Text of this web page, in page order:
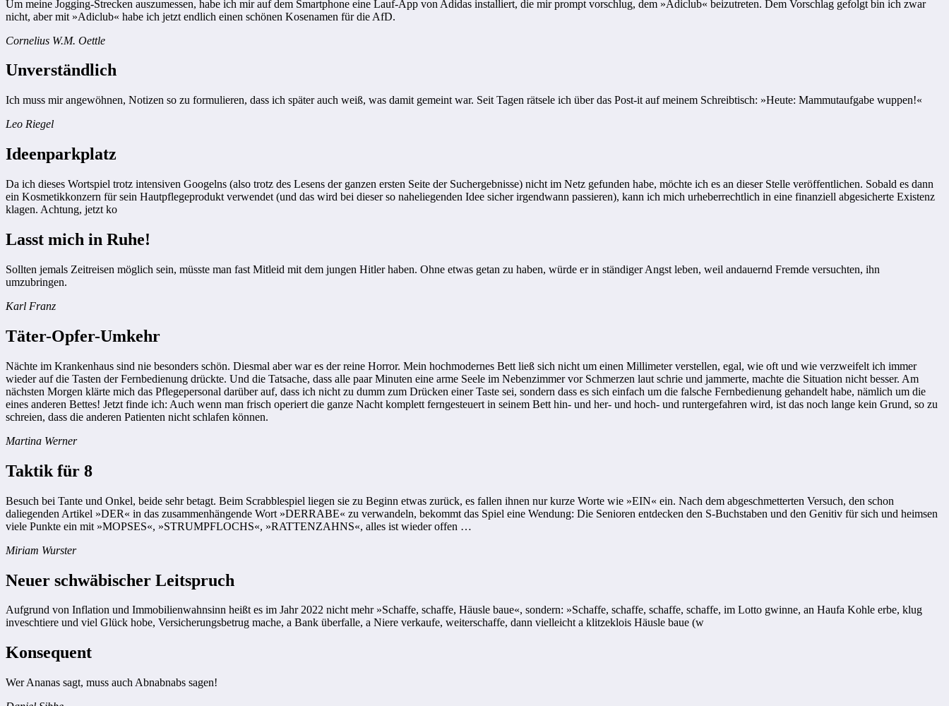
Um meine Jogging-Strecken auszumessen, habe ich mir auf dem Smartphone eine Lauf-App von Adidas installiert, die mir prompt vorschlug, dem »Adiclub« beizutreten. Dem Vorschlag gefolgt bin ich zwar
nicht, aber mit »Adiclub« habe ich jetzt endlich einen schönen Kosenamen für die AfD.
Cornelius W.M. Oettle
Unverständlich
Ich muss mir angewöhnen, Notizen so zu formulieren, dass ich später auch weiß, was damit gemeint war. Seit Tagen rätsele ich über das Post-it auf meinem Schreibtisch: »Heute: Mammutaufgabe wuppen!«
Leo Riegel
Ideenparkplatz
Da ich dieses Wortspiel trotz intensiven Googelns (also trotz des Lesens der ganzen ersten Seite der Suchergebnisse) nicht im Netz gefunden habe, möchte ich es an dieser Stelle veröffentlichen. Sobald es dann
ein Kosmetikkonzern für sein Hautpflegeprodukt verwendet (und das wird bei dieser so naheliegenden Idee sicher irgendwann passieren), kann ich mich urheberrechtlich in eine finanziell abgesicherte Existenz
klagen. Achtung, jetzt ko
Lasst mich in Ruhe!
Sollten jemals Zeitreisen möglich sein, müsste man fast Mitleid mit dem jungen Hitler haben. Ohne etwas getan zu haben, würde er in ständiger Angst leben, weil andauernd Fremde versuchten, ihn
umzubringen.
Karl Franz
Täter-Opfer-Umkehr
Nächte im Krankenhaus sind nie besonders schön. Diesmal aber war es der reine Horror. Mein hochmodernes Bett ließ sich nicht um einen Millimeter verstellen, egal, wie oft und wie verzweifelt ich immer
wieder auf die Tasten der Fernbedienung drückte. Und die Tatsache, dass alle paar Minuten eine arme Seele im Nebenzimmer vor Schmerzen laut schrie und jammerte, machte die Situation nicht besser. Am
nächsten Morgen klärte mich das Pflegepersonal darüber auf, dass ich nicht zu dumm zum Drücken einer Taste sei, sondern dass es sich einfach um die falsche Fernbedienung gehandelt habe, nämlich um die
eines anderen Bettes! Jetzt finde ich: Auch wenn man frisch operiert die ganze Nacht komplett ferngesteuert in seinem Bett hin- und her- und hoch- und runtergefahren wird, ist das noch lange kein Grund, so zu
schreien, dass die anderen Patienten nicht schlafen können.
Martina Werner
Taktik für 8
Besuch bei Tante und Onkel, beide sehr betagt. Beim Scrabblespiel liegen sie zu Beginn etwas zurück, es fallen ihnen nur kurze Worte wie »EIN« ein. Nach dem abgeschmetterten Versuch, den schon
daliegenden Artikel »DER« in das zusammenhängende Wort »DERRABE« zu verwandeln, bekommt das Spiel eine Wendung: Die Senioren entdecken den S-Buchstaben und den Genitiv für sich und heimsen
viele Punkte ein mit »MOPSES«, »STRUMPFLOCHS«, »RATTENZAHNS«, alles ist wieder offen …
Miriam Wurster
Neuer schwäbischer Leitspruch
Aufgrund von Inflation und Immobilienwahnsinn heißt es im Jahr 2022 nicht mehr »Schaffe, schaffe, Häusle baue«, sondern: »Schaffe, schaffe, schaffe, schaffe, im Lotto gwinne, an Haufa Kohle erbe, klug
inveschtiere und viel Glück hobe, Versicherungsbetrug mache, a Bank überfalle, a Niere verkaufe, weiterschaffe, dann vielleicht a klitzeklois Häusle baue (w
Konsequent
Wer Ananas sagt, muss auch Abnabnabs sagen!